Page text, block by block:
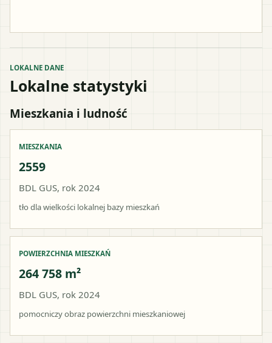
LOKALNE DANE
Lokalne statystyki
Mieszkania i ludność
MIESZKANIA
2559
BDL GUS, rok 2024
tło dla wielkości lokalnej bazy mieszkań
POWIERZCHNIA MIESZKAŃ
264 758 m²
BDL GUS, rok 2024
pomocniczy obraz powierzchni mieszkaniowej